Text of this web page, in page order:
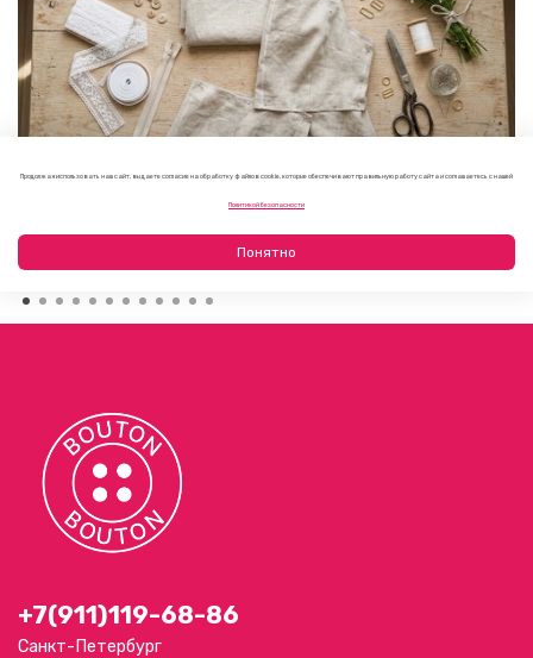
+7(911)119-68-86
Санкт-Петербург
Продолжая использовать наш сайт, вы даете согласие на обработку файлов cookie, которые обеспечивают правильную работу сайта и соглашаетесь с нашей
Политикой безопасности
Понятно